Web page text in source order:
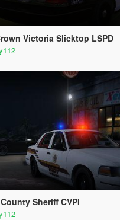
Victoria Slicktop LSPD
Sheriff CVPI